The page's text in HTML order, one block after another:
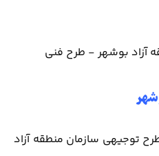
توجیهی سازمان منطقه آزاد